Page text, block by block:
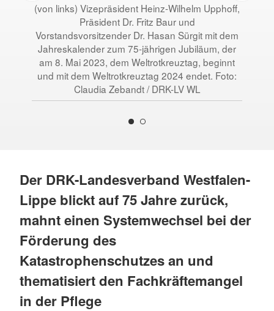
(von links) Vizepräsident Heinz-Wilhelm Upphoff,
Präsident Dr. Fritz Baur und
Vorstandsvorsitzender Dr. Hasan Sürgit mit dem
Jahreskalender zum 75-jährigen Jubiläum, der
am 8. Mai 2023, dem Weltrotkreuztag, beginnt
und mit dem Weltrotkreuztag 2024 endet. Foto:
Claudia Zebandt / DRK-LV WL
Der DRK-Landesverband Westfalen-
Lippe blickt auf 75 Jahre zurück,
mahnt einen Systemwechsel bei der
Förderung des
Katastrophenschutzes an und
thematisiert den Fachkräftemangel
in der Pflege